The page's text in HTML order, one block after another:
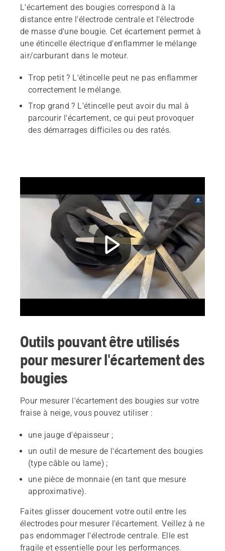
L'écartement des bougies correspond à la
distance entre l'électrode centrale et l'électrode
de masse d'une bougie. Cet écartement permet à
une étincelle électrique d'enflammer le mélange
air/carburant dans le moteur.
Trop petit ? L'étincelle peut ne pas enflammer
correctement le mélange.
Trop grand ? L'étincelle peut avoir du mal à
parcourir l'écartement, ce qui peut provoquer
des démarrages difficiles ou des ratés.
Outils pouvant être utilisés
pour mesurer l'écartement des
bougies
Pour mesurer l'écartement des bougies sur votre
fraise à neige, vous pouvez utiliser :
une jauge d'épaisseur ;
un outil de mesure de l'écartement des bougies
(type câble ou lame) ;
une pièce de monnaie (en tant que mesure
approximative).
Faites glisser doucement votre outil entre les
électrodes pour mesurer l'écartement. Veillez à ne
pas endommager l'électrode centrale. Elle est
fragile et essentielle pour les performances.